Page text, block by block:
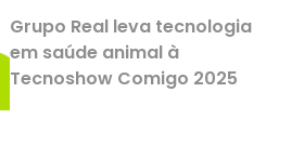
Grupo Real leva tecnologia
em saúde animal à
Tecnoshow Comigo 2025